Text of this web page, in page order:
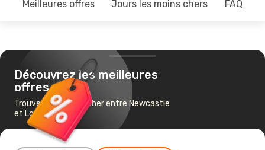
Meilleures offres Jours les moins chers FAQ
Découvrez les meilleures
offres
Trouvez un vol pas cher entre Newcastle
et Londres